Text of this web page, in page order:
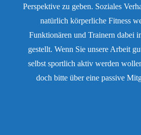
Perspektive zu geben. Soziales
natürlich körperliche Fitness
Funktionären und Trainern dabei
gestellt. Wenn Sie unsere Arbeit
selbst sportlich aktiv werden
doch bitte über eine passive